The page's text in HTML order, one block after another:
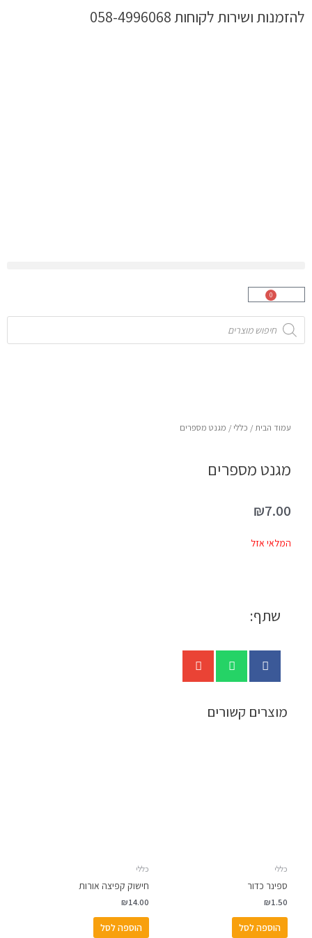
לתוכןלהזמנות ושירות לקוחות 058-4996068
0
עגלת
Products
search
עמוד הבית / כללי / מגנט מספרים
מגנט מספרים
₪7.00
המלאי אזל
שתף:
מוצרים קשורים
כללי
ספינר כדור
₪1.50
הוספה לסל
כללי
חישוק קפיצה אורות
₪14.00
הוספה לסל